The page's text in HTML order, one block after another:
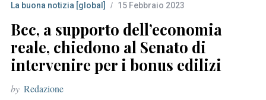
r
c
h
f
o
r
La buona notizia [global] 15 Febbraio 2023
Bcc, a supporto dell’economia
reale, chiedono al Senato di
intervenire per i bonus edilizi
by Redazione